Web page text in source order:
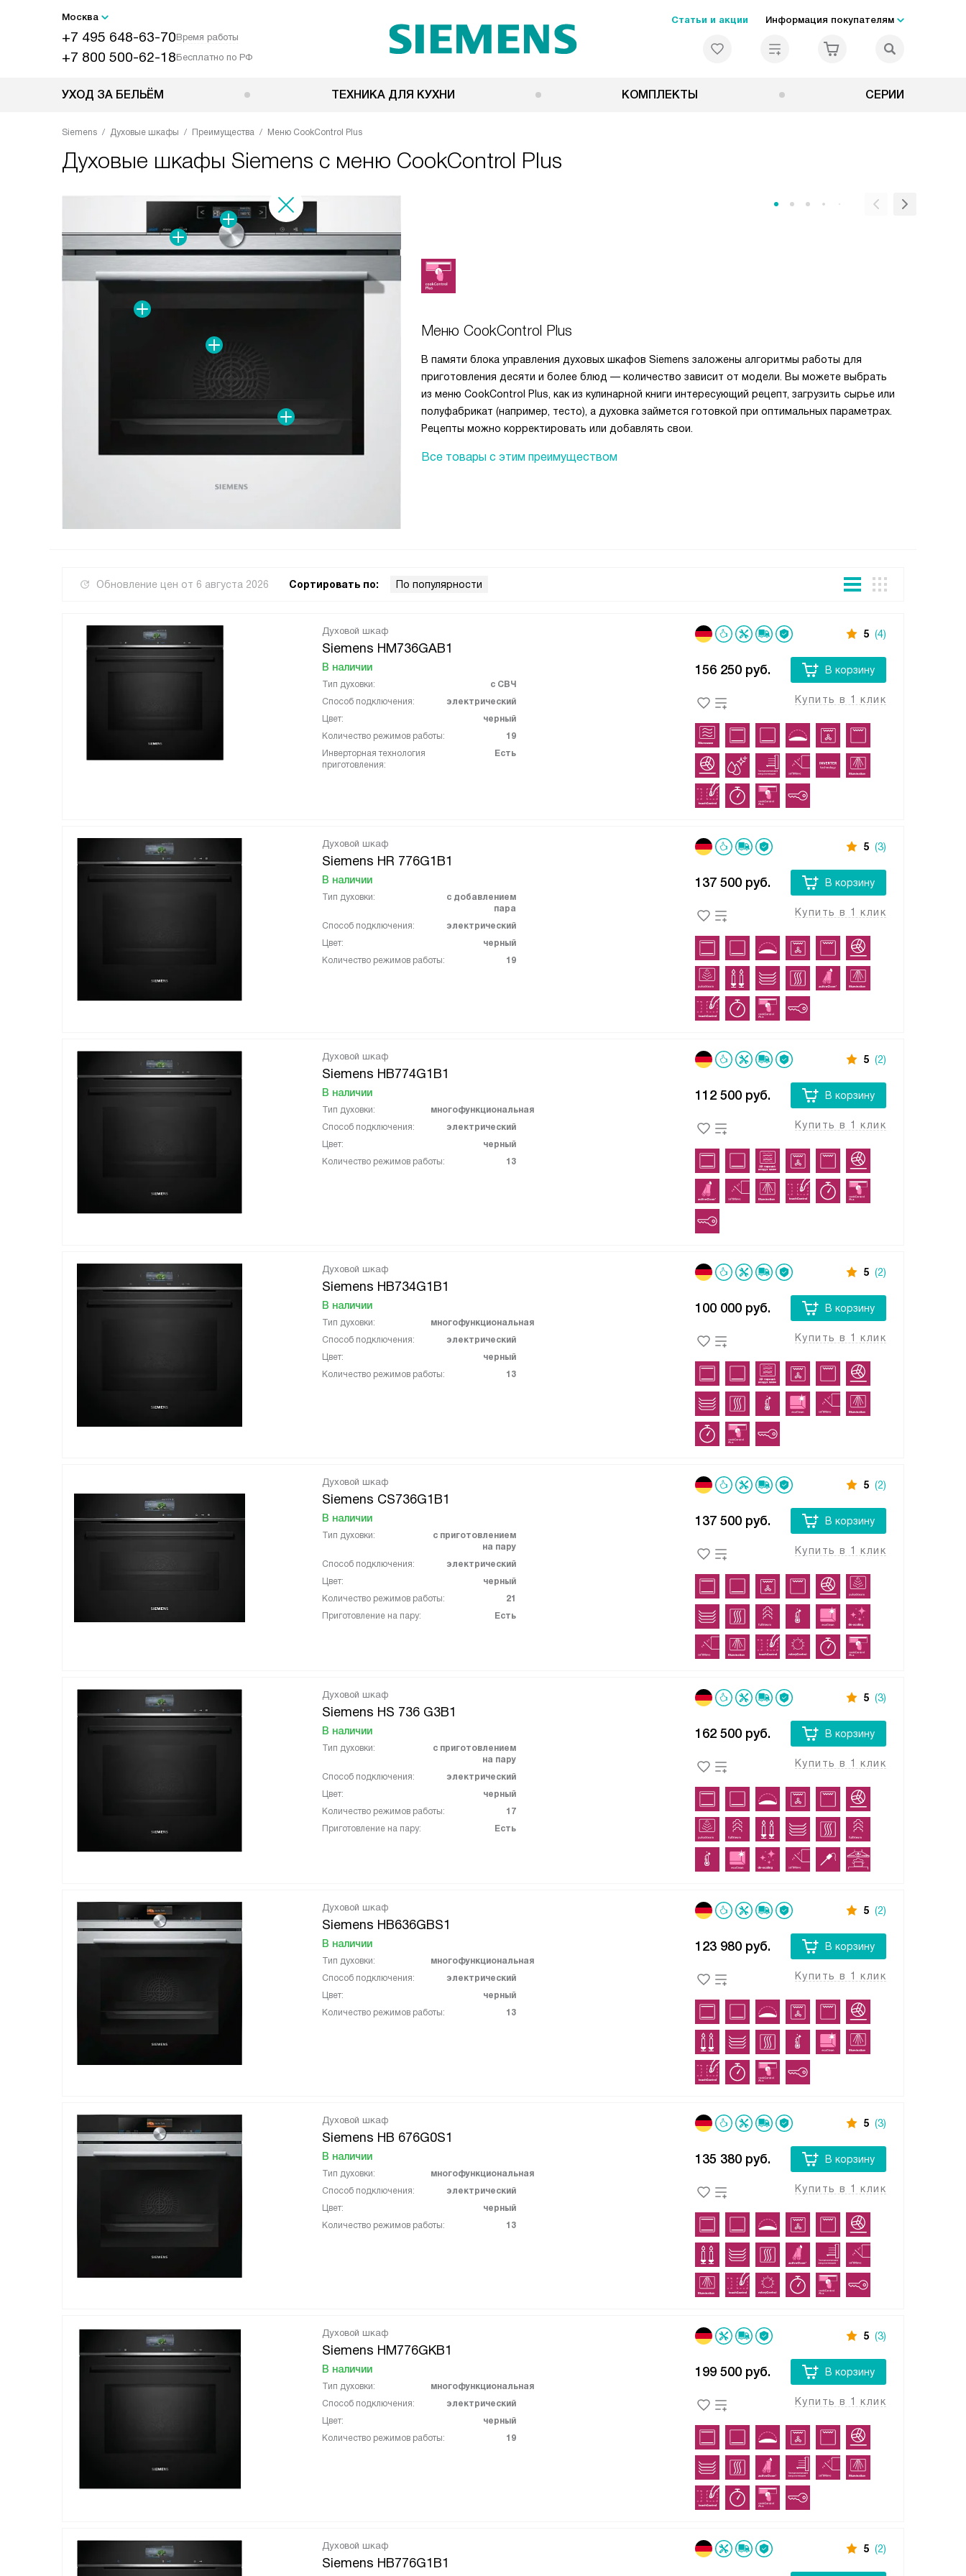
Москва
+7 495 648-63-70Время работы
+7 800 500-62-18Бесплатно по РФ
Статьи и акции Информация покупателям
УХОД ЗА БЕЛЬЁМ ТЕХНИКА ДЛЯ КУХНИ КОМПЛЕКТЫ СЕРИИ
Siemens Духовые шкафы Преимущества Меню CookControl Plus
Духовые шкафы Siemens с меню CookControl Plus
Меню CookControl Plus
В памяти блока управления духовых шкафов Siemens заложены алгоритмы работы для
приготовления десяти и более блюд — количество зависит от модели. Вы можете выбрать
из меню CookControl Plus, как из кулинарной книги интересующий рецепт, загрузить сырье или
полуфабрикат (например, тесто), а духовка займется готовкой при оптимальных параметрах.
Рецепты можно корректировать или добавлять свои.
Все товары с этим преимуществом
Обновление цен от 6 августа 2026 Сортировать по: По популярности
Духовой шкаф
Siemens HM736GAB1
В наличии
Тип духовки:
с СВЧ
Способ подключения:
электрический
Цвет:
черный
Количество режимов работы:
19
Инверторная технология
приготовления:
Есть
5 (4)
156 250 руб. В корзину
Купить в 1 клик
Духовой шкаф
Siemens HR 776G1B1
В наличии
Тип духовки:
с добавлением
пара
Способ подключения:
электрический
Цвет:
черный
Количество режимов работы:
19
5 (3)
137 500 руб. В корзину
Купить в 1 клик
Духовой шкаф
Siemens HB774G1B1
В наличии
Тип духовки:
многофункциональная
Способ подключения:
электрический
Цвет:
черный
Количество режимов работы:
13
5 (2)
112 500 руб. В корзину
Купить в 1 клик
Духовой шкаф
Siemens HB734G1B1
В наличии
Тип духовки:
многофункциональная
Способ подключения:
электрический
Цвет:
черный
Количество режимов работы:
13
5 (2)
100 000 руб. В корзину
Купить в 1 клик
Духовой шкаф
Siemens CS736G1B1
В наличии
Тип духовки:
с приготовлением
на пару
Способ подключения:
электрический
Цвет:
черный
Количество режимов работы:
21
Приготовление на пару:
Есть
5 (2)
137 500 руб. В корзину
Купить в 1 клик
Духовой шкаф
Siemens HS 736 G3B1
В наличии
Тип духовки:
с приготовлением
на пару
Способ подключения:
электрический
Цвет:
черный
Количество режимов работы:
17
Приготовление на пару:
Есть
5 (3)
162 500 руб. В корзину
Купить в 1 клик
Духовой шкаф
Siemens HB636GBS1
В наличии
Тип духовки:
многофункциональная
Способ подключения:
электрический
Цвет:
черный
Количество режимов работы:
13
5 (2)
123 980 руб. В корзину
Купить в 1 клик
Духовой шкаф
Siemens HB 676G0S1
В наличии
Тип духовки:
многофункциональная
Способ подключения:
электрический
Цвет:
черный
Количество режимов работы:
13
5 (3)
135 380 руб. В корзину
Купить в 1 клик
Духовой шкаф
Siemens HM776GKB1
В наличии
Тип духовки:
многофункциональная
Способ подключения:
электрический
Цвет:
черный
Количество режимов работы:
19
5 (3)
199 500 руб. В корзину
Купить в 1 клик
Духовой шкаф
Siemens HB776G1B1
5 (2)